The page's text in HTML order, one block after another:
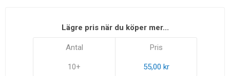
Lägre pris när du köper mer...
Antal
10+
Pris
55,00 kr